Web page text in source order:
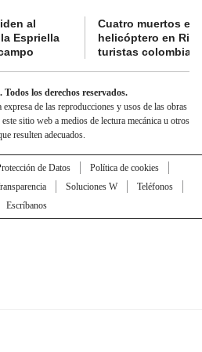
al
Espriella
Cuatro muertos en
helicóptero en
turistas
los derechos reservados.
de las reproducciones y usos de las obras
sitio web a medios de lectura mecánica u otros
resulten adecuados.
de Datos
Política de cookies
Soluciones W
Teléfonos
Escríbanos